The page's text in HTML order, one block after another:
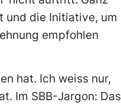
und die Initiative, um
empfohlen
hat. Ich weiss nur,
Im SBB-Jargon: Das